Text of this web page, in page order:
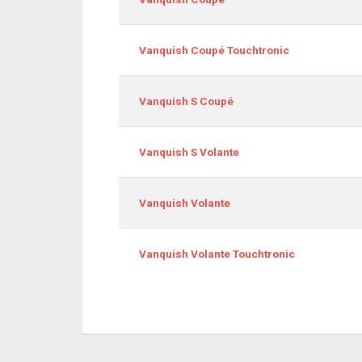
Vanquish Coupé Touchtronic
Vanquish S Coupé
Vanquish S Volante
Vanquish Volante
Vanquish Volante Touchtronic